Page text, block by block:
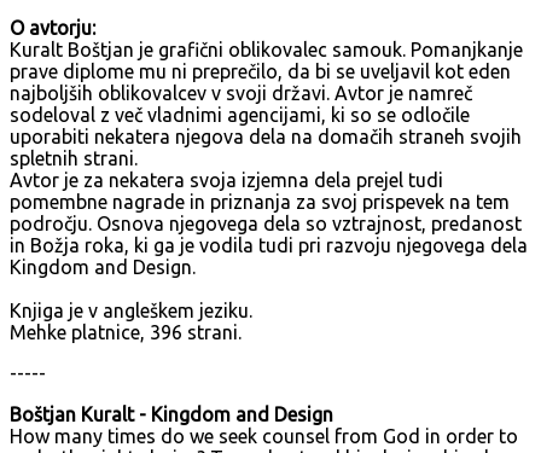
O avtorju:
Kuralt Boštjan je grafični oblikovalec samouk. Pomanjkanje
prave diplome mu ni preprečilo, da bi se uveljavil kot eden
najboljših oblikovalcev v svoji državi. Avtor je namreč
sodeloval z več vladnimi agencijami, ki so se odločile
uporabiti nekatera njegova dela na domačih straneh svojih
spletnih strani.
Avtor je za nekatera svoja izjemna dela prejel tudi
pomembne nagrade in priznanja za svoj prispevek na tem
področju. Osnova njegovega dela so vztrajnost, predanost
in Božja roka, ki ga je vodila tudi pri razvoju njegovega dela
Kingdom and Design.
Knjiga je v angleškem jeziku.
Mehke platnice, 396 strani.
-----
Boštjan Kuralt - Kingdom and Design
How many times do we seek counsel from God in order to